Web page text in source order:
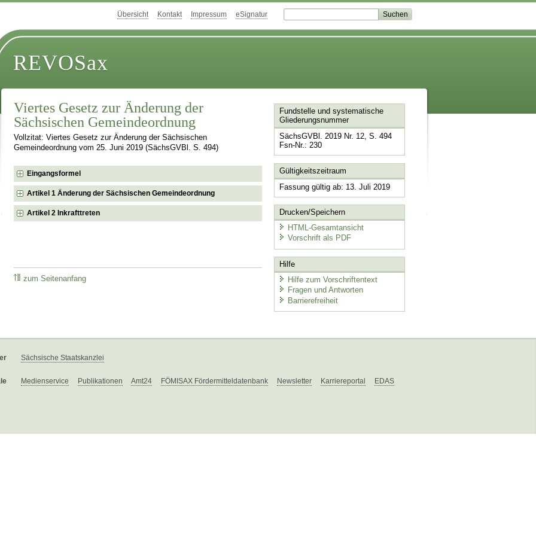
Übersicht Kontakt Impressum eSignatur
REVOSax
Viertes Gesetz zur Änderung der
Sächsischen Gemeindeordnung
Vollzitat: Viertes Gesetz zur Änderung der Sächsischen
Gemeindeordnung vom 25. Juni 2019 (SächsGVBl. S. 494)
Eingangsformel
Artikel 1 Änderung der Sächsischen Gemeindeordnung
Artikel 2 Inkrafttreten
zum Seitenanfang
Fundstelle und systematische
Gliederungsnummer
SächsGVBl. 2019 Nr. 12, S. 494
Fsn-Nr.: 230
Gültigkeitszeitraum
Fassung gültig ab: 13. Juli 2019
Drucken/Speichern
HTML-Gesamtansicht
Vorschrift als PDF
Hilfe
Hilfe zum Vorschriftentext
Fragen und Antworten
Barrierefreiheit
Sächsische Staatskanzlei
Medienservice Publikationen Amt24 FÖMISAX Fördermitteldatenbank Newsletter Karriereportal EDAS